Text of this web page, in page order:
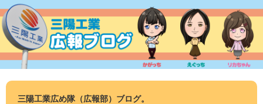
ン
テ
ツ
三陽工業広め隊（広報部）ブログ。